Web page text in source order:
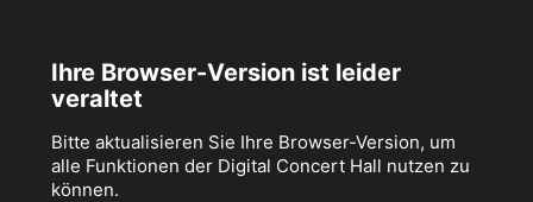
Ihre Browser-Version ist leider
veraltet
Bitte aktualisieren Sie Ihre Browser-Version, um
alle Funktionen der Digital Concert Hall nutzen zu
können.